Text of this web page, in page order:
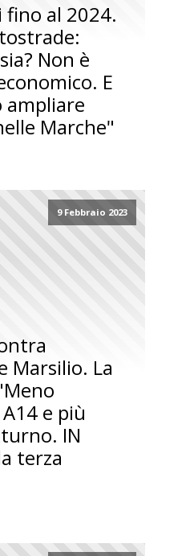
fino al 2024.
Non è
E
ampliare
Marche"
9 Febbraio 2023
Marsilio. La
e più
IN
terza